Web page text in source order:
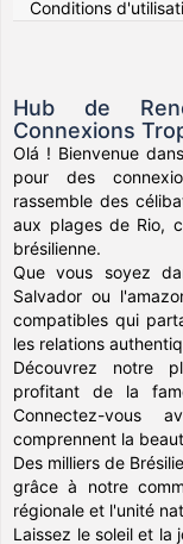
Conditions
Hub de
Connexions
Olá ! Bienvenue
pour des
rassemble des
aux plages de Rio,
brésilienne.
Que vous soyez
Salvador ou
compatibles qui
les relations
Découvrez notre
profitant de la
Connectez-vous
comprennent la
Des milliers de
grâce à notre
régionale et l'unité
Laissez le soleil et la